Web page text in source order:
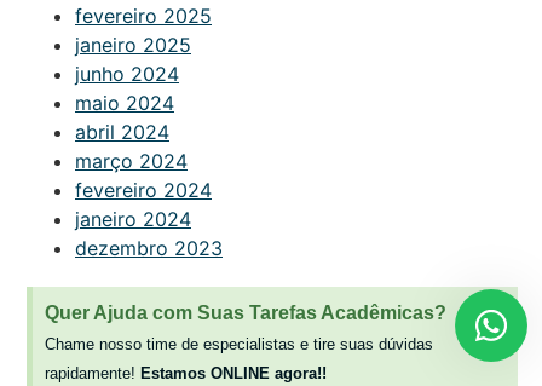
fevereiro 2025
janeiro 2025
junho 2024
maio 2024
abril 2024
março 2024
fevereiro 2024
janeiro 2024
dezembro 2023
Quer Ajuda com Suas Tarefas Acadêmicas?
Chame nosso time de especialistas e tire suas dúvidas
rapidamente! Estamos ONLINE agora!!